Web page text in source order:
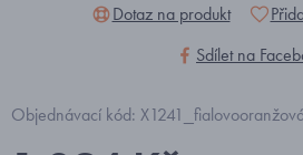
Dotaz na produkt
Sdílet na
Objednávací kód: X1241_fialovooranžová